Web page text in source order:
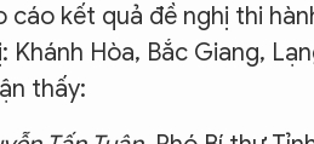
cáo kết quả đề nghị thi
Khánh Hòa, Bắc Giang,
thấy: